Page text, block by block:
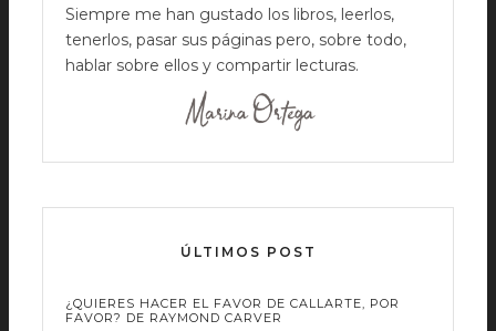
Siempre me han gustado los libros, leerlos,
tenerlos, pasar sus páginas pero, sobre todo,
hablar sobre ellos y compartir lecturas.
ÚLTIMOS POST
¿QUIERES HACER EL FAVOR DE CALLARTE, POR
FAVOR? DE RAYMOND CARVER